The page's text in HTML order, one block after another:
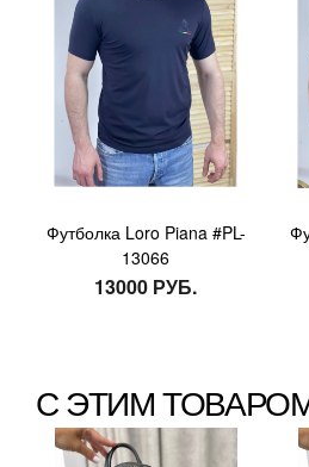
Футболка Loro Piana #PL-
13066
13000 РУБ.
С ЭТИМ